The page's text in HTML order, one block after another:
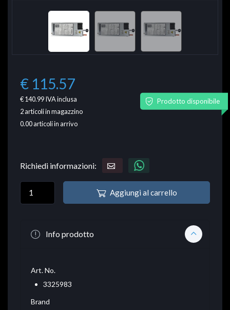
€ 115.57
€ 140.99IVA inclusa
2articoli in magazzino
0.00articoli in arrivo
Prodotto disponibile
Richiedi informazioni:
Aggiungi al carrello
Info prodotto
Art. No.
3325983
Brand